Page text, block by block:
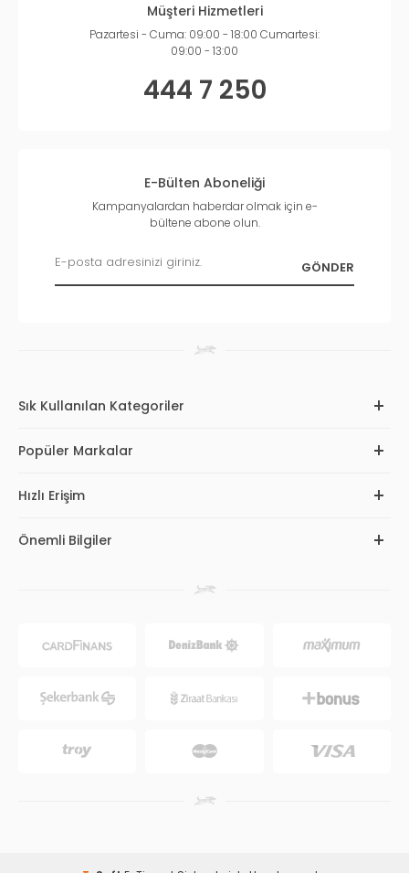
Müşteri Hizmetleri
Pazartesi - Cuma: 09:00 - 18:00 Cumartesi:
09:00 - 13:00
444 7 250
E-Bülten Aboneliği
Kampanyalardan haberdar olmak için e-
bültene abone olun.
Sık Kullanılan Kategoriler
Popüler Markalar
Hızlı Erişim
Önemli Bilgiler